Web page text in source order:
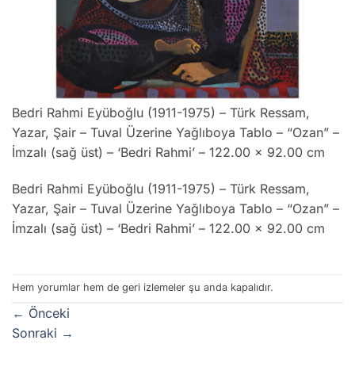
Bedri Rahmi Eyüboğlu (1911-1975) – Türk Ressam,
Yazar, Şair – Tuval Üzerine Yağlıboya Tablo – “Ozan” –
İmzalı (sağ üst) – ‘Bedri Rahmi’ – 122.00 x 92.00 cm
Bedri Rahmi Eyüboğlu (1911-1975) – Türk Ressam,
Yazar, Şair – Tuval Üzerine Yağlıboya Tablo – “Ozan” –
İmzalı (sağ üst) – ‘Bedri Rahmi’ – 122.00 x 92.00 cm
Hem yorumlar hem de geri izlemeler şu anda kapalıdır.
← Önceki
Sonraki →